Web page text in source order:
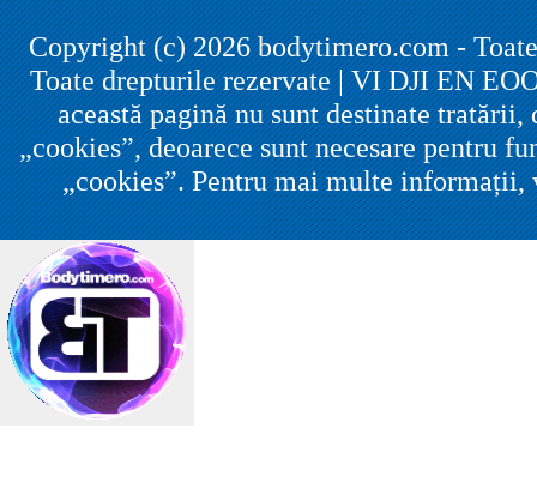
Copyright (c) 2026 bodytimero.com -
Toate drepturile rezervate | VI DJI EN
această pagină nu sunt destinate
„cookies”, deoarece sunt necesare pentru
„cookies”. Pentru mai multe